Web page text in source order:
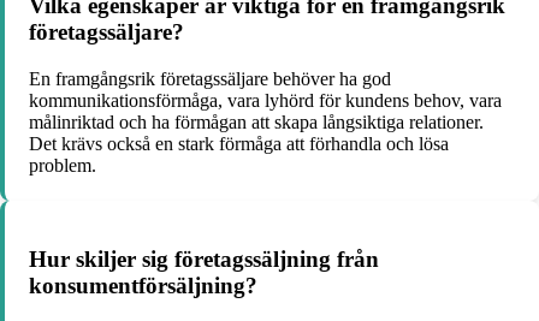
Vilka egenskaper är viktiga för en framgångsrik
företagssäljare?
En framgångsrik företagssäljare behöver ha god
kommunikationsförmåga, vara lyhörd för kundens behov, vara
målinriktad och ha förmågan att skapa långsiktiga relationer.
Det krävs också en stark förmåga att förhandla och lösa
problem.
Hur skiljer sig företagssäljning från
konsumentförsäljning?